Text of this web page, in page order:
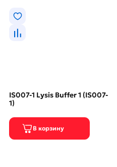
IS007-1 Lysis Buffer 1 (IS007-
1)